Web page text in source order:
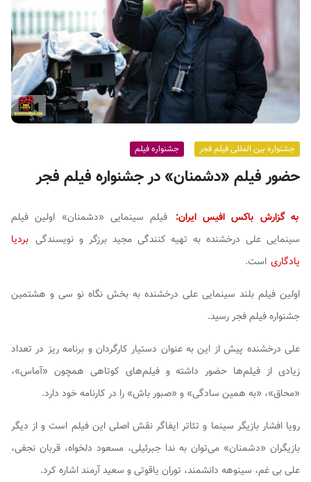
س
ا
ر
ن
جشنواره بین المللی فیلم فجر جشنواره فیلم
حضور فیلم «دشمنان» در جشنواره فیلم فجر
به گزارش باکس افیس ایران: فیلم سینمایی «دشمنان» اولین فیلم
سینمایی علی درخشنده به تهیه کنندگی مجید برزگر و نویسندگی بردیا
یادگاری است.
اولین فیلم بلند سینمایی علی درخشنده به بخش نگاه نو سی و هشتمین
جشنواره فیلم فجر رسید.
علی درخشنده پیش از این به عنوان دستیار کارگردان و برنامه ریز در تعداد
زیادی از فیلم‌ها حضور داشته و فیلم‌های کوتاهی همچون «آماس»،
«محاق»، «به همین سادگی» و «صبور باش» را در کارنامه خود دارد.
رویا افشار بازیگر سینما و تئاتر ایفاگر نقش اصلی این فیلم است و از دیگر
بازیگران «دشمنان» می‌توان به ندا جبرئیلی، مسعود دلخواه، قربان نجفی،
علی بی غم، سینوهه دانشمند، توران یاقوتی و سعید آرمند اشاره کرد.